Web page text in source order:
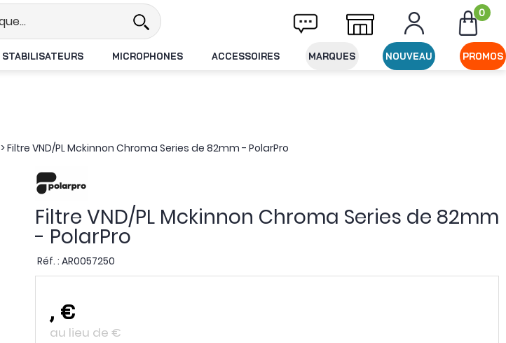
Livraison offerte dès 49€ d'achat 0
STABILISATEURS MICROPHONES ACCESSOIRES MARQUES NOUVEAU PROMOS
>Filtre VND/PL Mckinnon Chroma Series de 82mm - PolarPro
Filtre VND/PL Mckinnon Chroma Series de 82mm
- PolarPro
Réf. : AR0057250
, €
au lieu de €